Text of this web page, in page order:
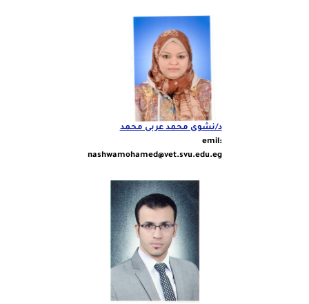
د/نشوى محمد عربى محمد
:emil
nashwamohamed@vet.svu.edu.eg